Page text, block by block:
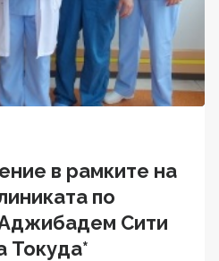
в рамките на
по
Сити
Токуда*